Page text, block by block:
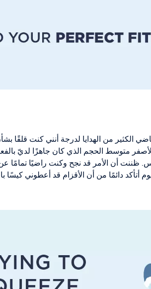
الكثير من الهدايا لدرجة أنني كنت قلقًا
متوسط الحجم الذي كان جاهزًا لديّ
ظننت أن الأمر قد نجح وكنت راضيًا
أتأكد دائمًا من أن الأقزام قد أعطوني كيسًا